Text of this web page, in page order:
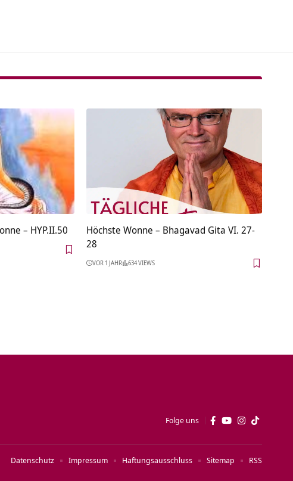
– HYP.II.50
Höchste Wonne – Bhagavad Gita VI. 27-
28
VOR 1 JAHR 634 VIEWS
Folge uns
Datenschutz Impressum Haftungsausschluss Sitemap RSS